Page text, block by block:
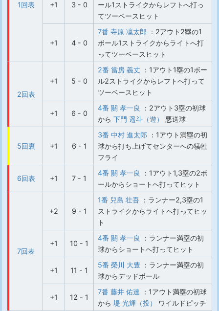
1回表 +1 3 - 0
ール1ストライクからレフトへ打っ
てツーベースヒット
+1 4 - 0
7番 寺原 凜太郎 ：2アウト2塁の1
ボール1ストライクからライトへ打
ってツーベースヒット
2回表
+1 5 - 0
2番 當房 義丈 ：1アウト1塁の1ボー
ル2ストライクからレフトへ打って
ツーベースヒット
+1 6 - 0
4番 關 孝一良
：2アウト3塁の初球
から 下門 遥斗（遊） 悪送球
5回裏 +1 6 - 1
3番 中村 進太郎 ：1アウト満塁の初
球から打ち上げてセンターへの犠牲
フライ
6回表 +1 7 - 1
4番 關 孝一良
：1アウト1,3塁の2ボ
ールからショートへ打ってヒット
7回表
+2 9 - 1
1番 兒島 壮吾 ：ランナー2,3塁の1
ストライクからライトへ打ってヒッ
ト
+1 10 - 1
4番 關 孝一良
：ランナー満塁の初
球からショートへ打ってヒット
+1 11 - 1
5番 榮川 大豊 ：ランナー満塁の初
球からデッドボール
+1 12 - 1
7番 藤井 佑達 ：1アウト満塁の初球
から 堤 光輝（投） ワイルドピッチ